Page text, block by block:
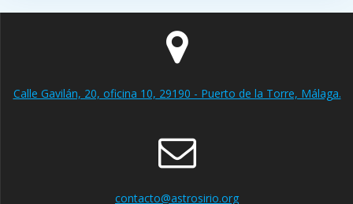
Calle Gavilán, 20, oficina 10, 29190 - Puerto de la Torre, Málaga.
contacto@astrosirio.org